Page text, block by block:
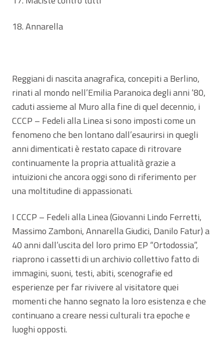
18. Annarella
Reggiani di nascita anagrafica, concepiti a Berlino,
rinati al mondo nell’Emilia Paranoica degli anni ‘80,
caduti assieme al Muro alla fine di quel decennio, i
CCCP – Fedeli alla Linea si sono imposti come un
fenomeno che ben lontano dall’esaurirsi in quegli
anni dimenticati è restato capace di ritrovare
continuamente la propria attualità grazie a
intuizioni che ancora oggi sono di riferimento per
una moltitudine di appassionati.
I CCCP – Fedeli alla Linea (Giovanni Lindo Ferretti,
Massimo Zamboni, Annarella Giudici, Danilo Fatur) a
40 anni dall’uscita del loro primo EP “Ortodossia”,
riaprono i cassetti di un archivio collettivo fatto di
immagini, suoni, testi, abiti, scenografie ed
esperienze per far rivivere al visitatore quei
momenti che hanno segnato la loro esistenza e che
continuano a creare nessi culturali tra epoche e
luoghi opposti.